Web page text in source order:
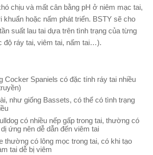
chịu và mất cân bằng pH ở niêm mạc tai,
khuẩn hoặc nấm phát triển. BSTY sẽ cho
suất lau tai dựa trên tình trạng của từng
độ ráy tai, viêm tai, nấm tai…).
Cocker Spaniels có đặc tính ráy tai nhiều
như giống Bassets, có thể có tình trạng
có nhiều nếp gấp trong tai, thường có
ứng nên dễ dẫn đến viêm tai
thường có lông mọc trong tai, có khi tạo
tai dễ bị viêm